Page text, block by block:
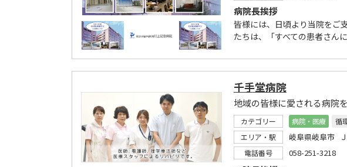
病院長挨拶
皆様には、日頃より当院をご
たちは、「すべての患者さん
千手堂病院
地域の皆様に愛される病院
カテゴリー 病院・医療
循
エリア・駅
岐阜県岐阜市
電話番号 058-251-3218